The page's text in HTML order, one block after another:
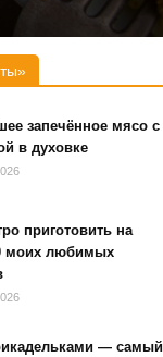
запечённое мясо с
в духовке
приготовить на
моих любимых
— самый